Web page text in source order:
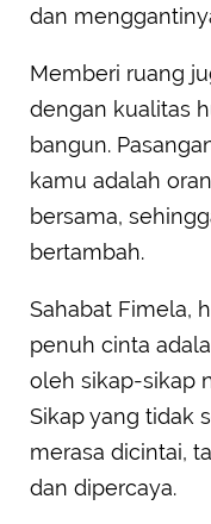
dan
Memberi ruang
dengan kualitas
bangun.
kamu adalah
bersama,
bertambah.
Sahabat Fimela,
penuh cinta
oleh sikap-sikap
Sikap yang tidak
merasa dicintai,
dan dipercaya.